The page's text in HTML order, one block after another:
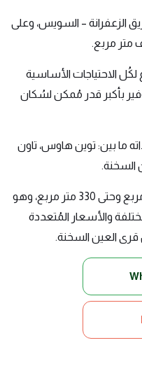
في الكيلو 93 من طريق الزعفرانة – السويس، وعلى
الاحتياجات الأساسية
بأكبر قدر مُمكن لسُكان
ما بين: توين هاوس، تاون
السخنة.
وكان ذلك بمساحات تبدأ من 98 متر مربع وحتى 330 متر مربع، وهو
والأسعار المُتعددة
العين السخنة.